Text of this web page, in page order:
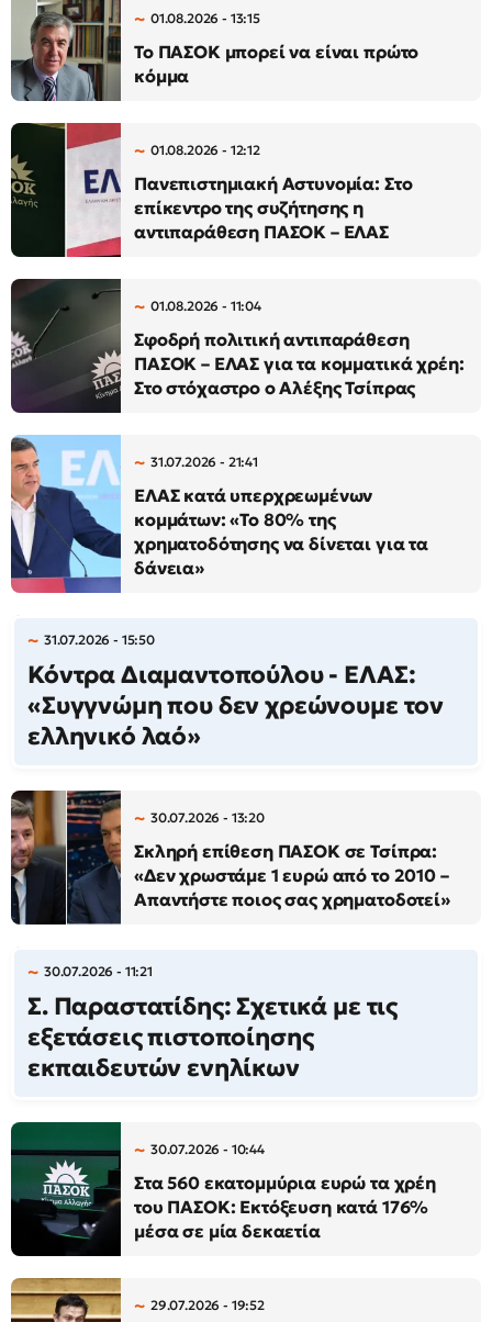
01.08.2026 - 13:15
Το ΠΑΣΟΚ μπορεί να είναι πρώτο
κόμμα
01.08.2026 - 12:12
Πανεπιστημιακή Αστυνομία: Στο
επίκεντρο της συζήτησης η
αντιπαράθεση ΠΑΣΟΚ – ΕΛΑΣ
01.08.2026 - 11:04
Σφοδρή πολιτική αντιπαράθεση
ΠΑΣΟΚ – ΕΛΑΣ για τα κομματικά χρέη:
Στο στόχαστρο ο Αλέξης Τσίπρας
31.07.2026 - 21:41
ΕΛΑΣ κατά υπερχρεωμένων
κομμάτων: «Το 80% της
χρηματοδότησης να δίνεται για τα
δάνεια»
31.07.2026 - 15:50
Κόντρα Διαμαντοπούλου - ΕΛΑΣ:
«Συγγνώμη που δεν χρεώνουμε τον
ελληνικό λαό»
30.07.2026 - 13:20
Σκληρή επίθεση ΠΑΣΟΚ σε Τσίπρα:
«Δεν χρωστάμε 1 ευρώ από το 2010 –
Απαντήστε ποιος σας χρηματοδοτεί»
30.07.2026 - 11:21
Σ. Παραστατίδης: Σχετικά με τις
εξετάσεις πιστοποίησης
εκπαιδευτών ενηλίκων
30.07.2026 - 10:44
Στα 560 εκατομμύρια ευρώ τα χρέη
του ΠΑΣΟΚ: Εκτόξευση κατά 176%
μέσα σε μία δεκαετία
29.07.2026 - 19:52